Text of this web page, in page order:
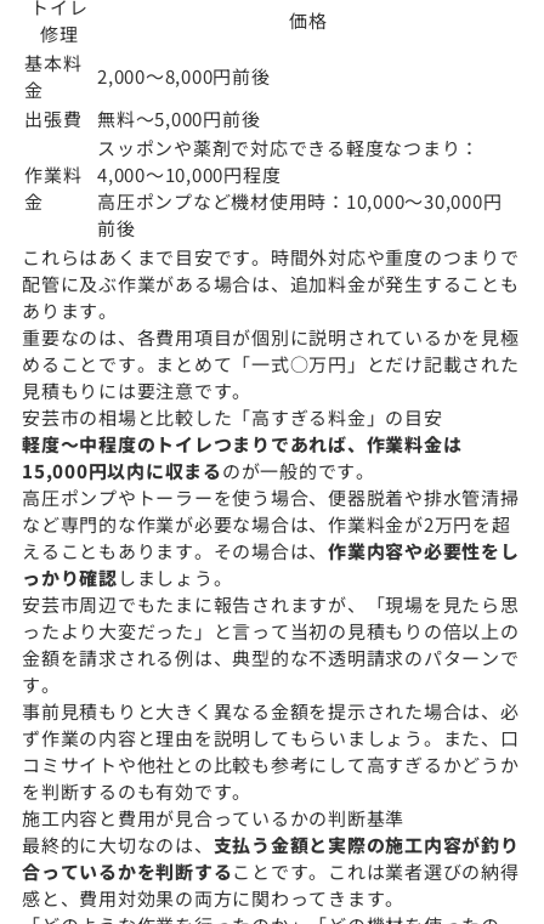
トイレ
修理
価格
基本料
金
2,000〜8,000円前後
出張費
無料〜5,000円前後
作業料
金
スッポンや薬剤で対応できる軽度なつまり：
4,000〜10,000円程度
高圧ポンプなど機材使用時：10,000〜30,000円
前後
これらはあくまで目安です。時間外対応や重度のつまりで
配管に及ぶ作業がある場合は、追加料金が発生することも
あります。
重要なのは、各費用項目が個別に説明されているかを見極
めることです。まとめて「一式○万円」とだけ記載された
見積もりには要注意です。
安芸市の相場と比較した「高すぎる料金」の目安
軽度〜中程度のトイレつまりであれば、作業料金は
15,000円以内に収まるのが一般的です。
高圧ポンプやトーラーを使う場合、便器脱着や排水管清掃
など専門的な作業が必要な場合は、作業料金が2万円を超
えることもあります。その場合は、 作業内容や必要性をし
っかり確認しましょう。
安芸市周辺でもたまに報告されますが、「現場を見たら思
ったより大変だった」と言って当初の見積もりの倍以上の
金額を請求される例は、典型的な不透明請求のパターンで
す。
事前見積もりと大きく異なる金額を提示された場合は、必
ず作業の内容と理由を説明してもらいましょう。また、口
コミサイトや他社との比較も参考にして高すぎるかどうか
を判断するのも有効です。
施工内容と費用が見合っているかの判断基準
最終的に大切なのは、 支払う金額と実際の施工内容が釣り
合っているかを判断することです。これは業者選びの納得
感と、費用対効果の両方に関わってきます。